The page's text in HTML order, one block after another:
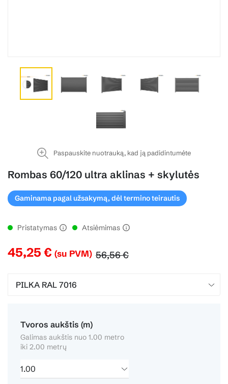
Paspauskite nuotrauką, kad ją padidintumėte
Rombas 60/120 ultra aklinas + skylutės
Gaminama pagal užsakymą, dėl termino teirautis
Pristatymas Atsiėmimas
45,25 € (su PVM) 56,56 €
Tvoros aukštis (m)
Galimas aukštis nuo 1.00 metro
iki 2.00 metrų